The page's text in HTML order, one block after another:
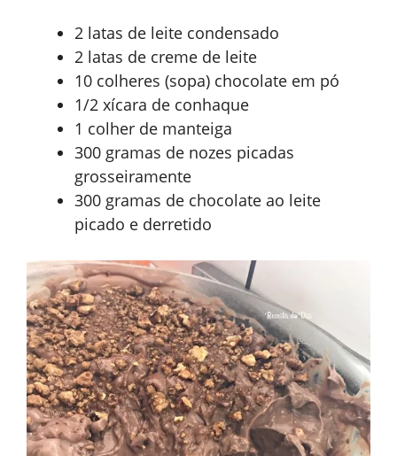
2 latas de leite condensado
2 latas de creme de leite
10 colheres (sopa) chocolate em pó
1/2 xícara de conhaque
1 colher de manteiga
300 gramas de nozes picadas
grosseiramente
300 gramas de chocolate ao leite
picado e derretido